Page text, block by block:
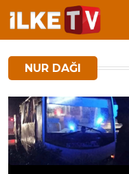
NUR DAĞI